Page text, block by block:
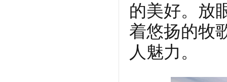
的美好。放
着悠扬的牧
人魅力。